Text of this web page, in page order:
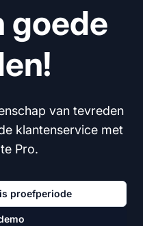
goede
van tevreden
klantenservice met
Pro.
proefperiode